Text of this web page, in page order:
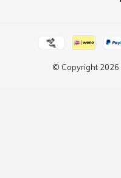
© Copyright 2026